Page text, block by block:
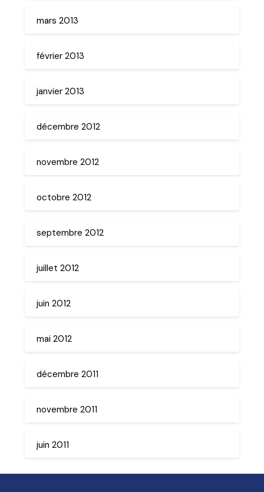
mars 2013
février 2013
janvier 2013
décembre 2012
novembre 2012
octobre 2012
septembre 2012
juillet 2012
juin 2012
mai 2012
décembre 2011
novembre 2011
juin 2011